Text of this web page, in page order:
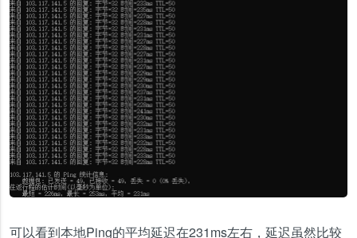
可以看到本地Ping的平均延迟在231ms左右，延迟虽然比较